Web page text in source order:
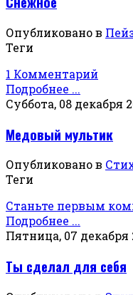
Опубликовано в
Теги
1 Комментарий
Подробнее ...
Суббота, 08 декабря
Медовый мультик
Опубликовано в
Теги
Станьте первым
Подробнее ...
Пятница, 07 декабря
Ты сделал для себя